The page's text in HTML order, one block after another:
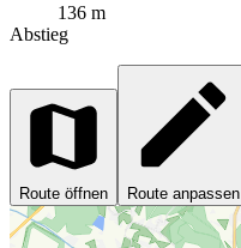
136 m
Abstieg
Route öffnen Route anpassen